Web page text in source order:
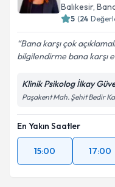
Balıkesir,
5 (24
Bana karşı çok
bilgilendirme bana karşı
Klinik Psikolog İlkay
Paşakent Mah. Şehit Bedir
En Yakın Saatler
15:00 17:00